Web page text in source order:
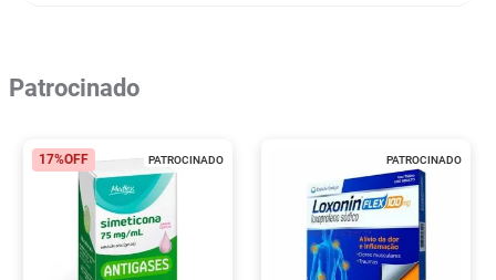
Patrocinado
PATROCINADO
17%OFF PATROCINADO